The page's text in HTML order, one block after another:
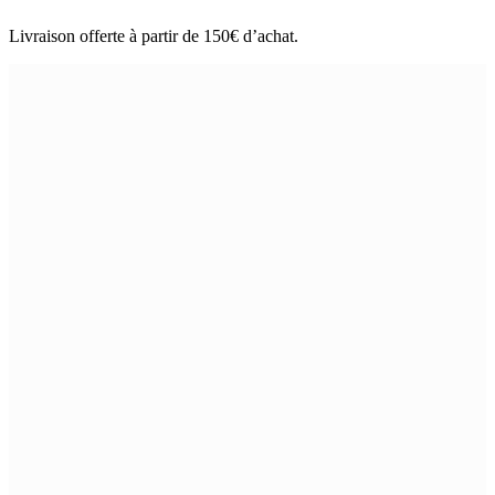
au
Livraison offerte à partir de 150€ d’achat.